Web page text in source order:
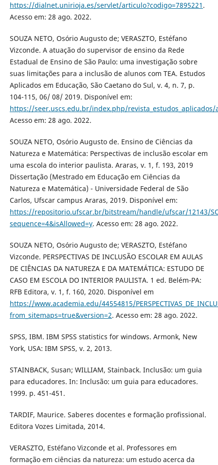
https://dialnet.unirioja.es/servlet/articulo?codigo=7895221 .
Acesso em: 28 ago. 2022.
SOUZA NETO, Osório Augusto de; VERASZTO, Estéfano
Vizconde. A atuação do supervisor de ensino da Rede
Estadual de Ensino de São Paulo: uma investigação sobre
suas limitações para a inclusão de alunos com TEA. Estudos
Aplicados em Educação, São Caetano do Sul, v. 4, n. 7, p.
104-115, 06/ 08/ 2019. Disponível em:
https://seer.uscs.edu.br/index.php/
Acesso em: 28 ago. 2022.
SOUZA NETO, Osório Augusto de. Ensino de Ciências da
Natureza e Matemática: Perspectivas de inclusão escolar em
uma escola do interior paulista. Araras, v. 1, f. 193, 2019
Dissertação (Mestrado em Educação em Ciências da
Natureza e Matemática) - Universidade Federal de São
Carlos, Ufscar campus Araras, 2019. Disponível em:
https://repositorio.ufscar.br/bitstream/handle/ufscar/12143/
sequence=4&isAllowed=y. Acesso em: 28 ago. 2022.
SOUZA NETO, Osório Augusto de; VERASZTO, Estéfano
Vizconde. PERSPECTIVAS DE INCLUSÃO ESCOLAR EM AULAS
DE CIÊNCIAS DA NATUREZA E DA MATEMÁTICA: ESTUDO DE
CASO EM ESCOLA DO INTERIOR PAULISTA. 1 ed. Belém-PA:
RFB Editora, v. 1, f. 160, 2020. Disponível em
https://www.academia.edu/44554815/
from_sitemaps=true&version=2. Acesso em: 28 ago. 2022.
SPSS, IBM. IBM SPSS statistics for windows. Armonk, New
York, USA: IBM SPSS, v. 2, 2013.
STAINBACK, Susan; WILLIAM, Stainback. Inclusão: um guia
para educadores. In: Inclusão: um guia para educadores.
1999. p. 451-451.
TARDIF, Maurice. Saberes docentes e formação profissional.
Editora Vozes Limitada, 2014.
VERASZTO, Estéfano Vizconde et al. Professores em
formação em ciências da natureza: um estudo acerca da